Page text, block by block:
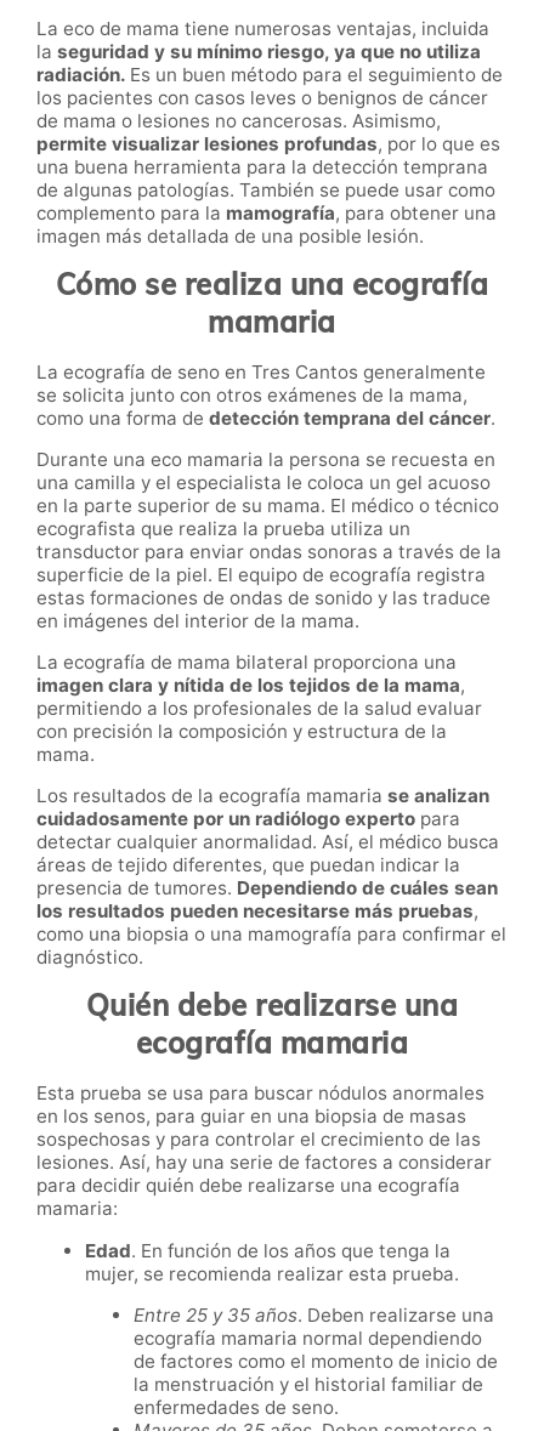
La eco de mama tiene numerosas ventajas, incluida
la seguridad y su mínimo riesgo, ya que no utiliza
radiación. Es un buen método para el seguimiento de
los pacientes con casos leves o benignos de cáncer
de mama o lesiones no cancerosas. Asimismo,
permite visualizar lesiones profundas, por lo que es
una buena herramienta para la detección temprana
de algunas patologías. También se puede usar como
complemento para la mamografía, para obtener una
imagen más detallada de una posible lesión.
Cómo se realiza una ecografía
mamaria
La ecografía de seno en Tres Cantos generalmente
se solicita junto con otros exámenes de la mama,
como una forma de detección temprana del cáncer.
Durante una eco mamaria la persona se recuesta en
una camilla y el especialista le coloca un gel acuoso
en la parte superior de su mama. El médico o técnico
ecografista que realiza la prueba utiliza un
transductor para enviar ondas sonoras a través de la
superficie de la piel. El equipo de ecografía registra
estas formaciones de ondas de sonido y las traduce
en imágenes del interior de la mama.
La ecografía de mama bilateral proporciona una
imagen clara y nítida de los tejidos de la mama,
permitiendo a los profesionales de la salud evaluar
con precisión la composición y estructura de la
mama.
Los resultados de la ecografía mamaria se analizan
cuidadosamente por un radiólogo experto para
detectar cualquier anormalidad. Así, el médico busca
áreas de tejido diferentes, que puedan indicar la
presencia de tumores. Dependiendo de cuáles sean
los resultados pueden necesitarse más pruebas,
como una biopsia o una mamografía para confirmar el
diagnóstico.
Quién debe realizarse una
ecografía mamaria
Esta prueba se usa para buscar nódulos anormales
en los senos, para guiar en una biopsia de masas
sospechosas y para controlar el crecimiento de las
lesiones. Así, hay una serie de factores a considerar
para decidir quién debe realizarse una ecografía
mamaria:
Edad. En función de los años que tenga la
mujer, se recomienda realizar esta prueba.
Entre 25 y 35 años. Deben realizarse una
ecografía mamaria normal dependiendo
de factores como el momento de inicio de
la menstruación y el historial familiar de
enfermedades de seno.